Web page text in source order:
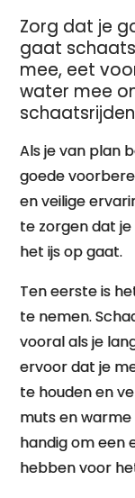
Zorg dat je
gaat
mee, eet
water mee
Als je van plan
goede
en veilige
te zorgen dat
het ijs op gaat.
Ten eerste is
te nemen.
vooral als je
ervoor dat je
te houden en
muts en
handig om een
hebben voor